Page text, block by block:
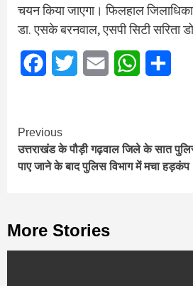
चयन किया जाएगा। फिलहाल
डा. एसके बरनवाल, एसपी सिटी सरिता
FacebookTwitter Email WhatsApp
Continue
Reading
Previous
उत्तराखंड के पौड़ी गढ़वाल जिले के सात
पाए जाने के बाद पुलिस विभाग में मचा हड़कंप
More Stories